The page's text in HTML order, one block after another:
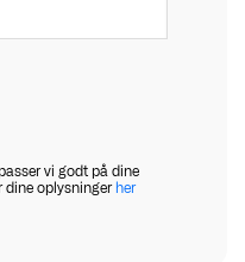
vi godt på dine
dine oplysninger her